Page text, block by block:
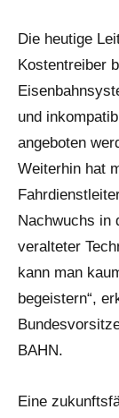
Die heutige
Kostentreiber
und
angeboten
Weiterhin hat
Nachwuchs in
veralteter
kann man
begeistern“,
BAHN.
Eine